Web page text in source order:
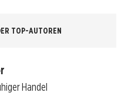
TOP-AUTOREN
Handel